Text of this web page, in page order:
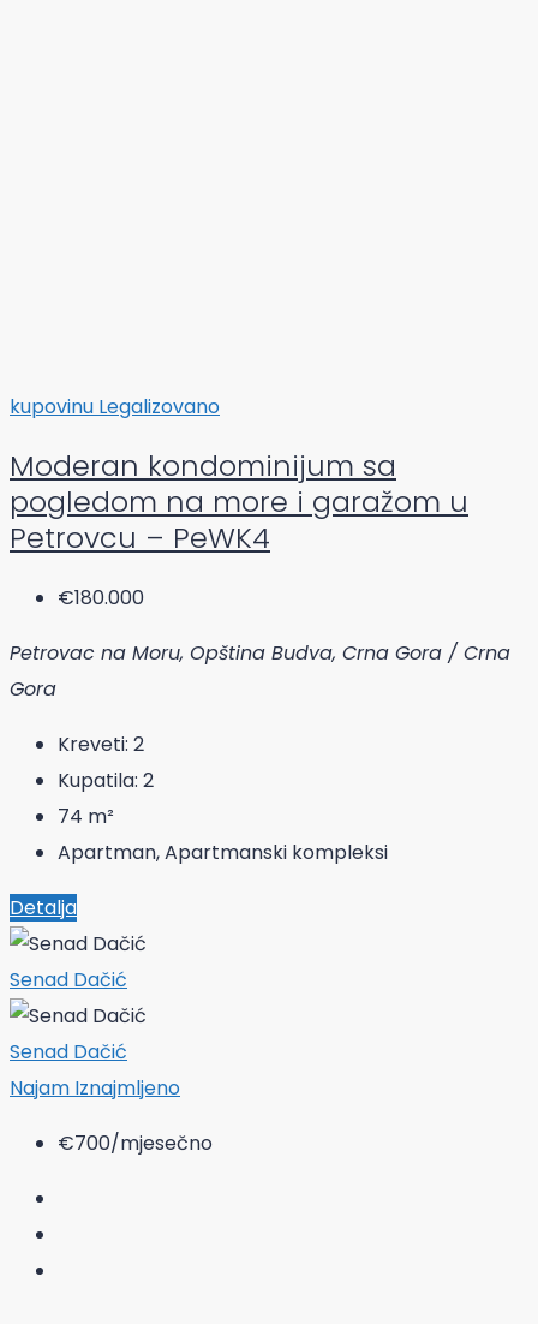
kupovinu Legalizovano
Moderan kondominijum sa
pogledom na more i garažom u
Petrovcu – PeWK4
€180.000
Petrovac na Moru, Opština Budva, Crna Gora / Crna
Gora
Kreveti: 2
Kupatila: 2
74 m²
Apartman, Apartmanski kompleksi
Detalja
Senad Dačić
Senad Dačić
Najam Iznajmljeno
€700/mjesečno